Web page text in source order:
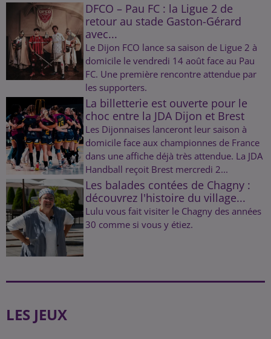
DFCO – Pau FC : la Ligue 2 de
retour au stade Gaston-Gérard
avec...
Le Dijon FCO lance sa saison de Ligue 2 à
domicile le vendredi 14 août face au Pau
FC. Une première rencontre attendue par
les supporters.
La billetterie est ouverte pour le
choc entre la JDA Dijon et Brest
Les Dijonnaises lanceront leur saison à
domicile face aux championnes de France
dans une affiche déjà très attendue. La JDA
Handball reçoit Brest mercredi 2...
Les balades contées de Chagny :
découvrez l'histoire du village...
Lulu vous fait visiter le Chagny des années
30 comme si vous y étiez.
LES JEUX